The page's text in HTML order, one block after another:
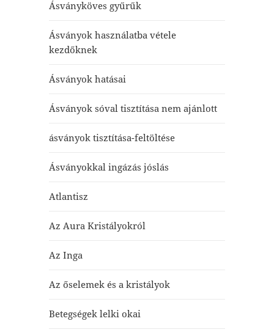
Ásványköves gyűrűk
Ásványok használatba vétele
kezdőknek
Ásványok hatásai
Ásványok sóval tisztítása nem ajánlott
ásványok tisztítása-feltöltése
Ásványokkal ingázás jóslás
Atlantisz
Az Aura Kristályokról
Az Inga
Az őselemek és a kristályok
Betegségek lelki okai